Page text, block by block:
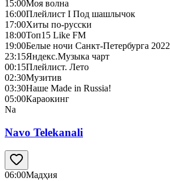
15:00Моя волна
16:00Плейлист I Под шашлычок
17:00Хиты по-русски
18:00Топ15 Like FM
19:00Белые ночи Санкт-Петербурга 2022
23:15Яндекс.Музыка чарт
00:15Плейлист. Лето
02:30Музитив
03:30Наше Made in Russia!
05:00Караокинг
Na
Navo Telekanali
06:00Мадҳия